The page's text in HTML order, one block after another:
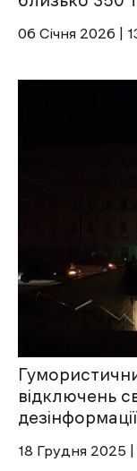
06 Січня 2026 |
відключень
18 Грудня 2025 |